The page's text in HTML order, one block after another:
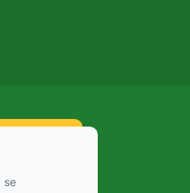
se